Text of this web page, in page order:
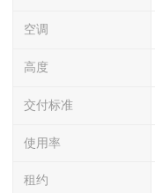
空调
高度
交付标准
使用率
租约